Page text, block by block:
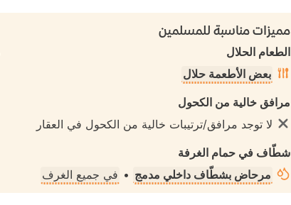
مميزات مناسبة للمسلمين
الطعام الحلال
بعض الأطعمة حلال
مرافق خالية من الكحول
لا توجد مرافق/ترتيبات خالية من الكحول في العقار
شطّاف في حمام الغرفة
مرحاض بشطّاف داخلي مدمج • في جميع الغرف